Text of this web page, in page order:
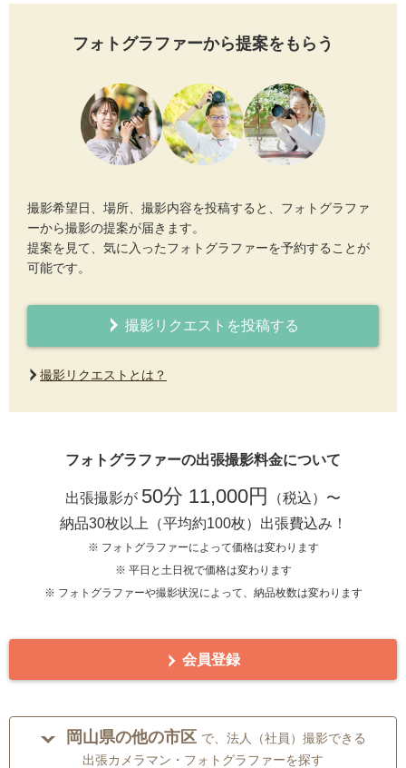
フォトグラファーから提案をもらう
撮影希望日、場所、撮影内容を投稿すると、フォトグラファ
ーから撮影の提案が届きます。
提案を見て、気に入ったフォトグラファーを予約することが
可能です。
撮影リクエストを投稿する
撮影リクエストとは？
フォトグラファーの出張撮影料金について
出張撮影が 50分 11,000円
（税込）〜
納品30枚以上（平均約100枚）出張費込み！
※ フォトグラファーによって価格は変わります
※ 平日と土日祝で価格は変わります
※ フォトグラファーや撮影状況によって、納品枚数は変わります
会員登録
岡山県の他の市区 で、法人（社員）撮影できる
出張カメラマン・フォトグラファーを探す